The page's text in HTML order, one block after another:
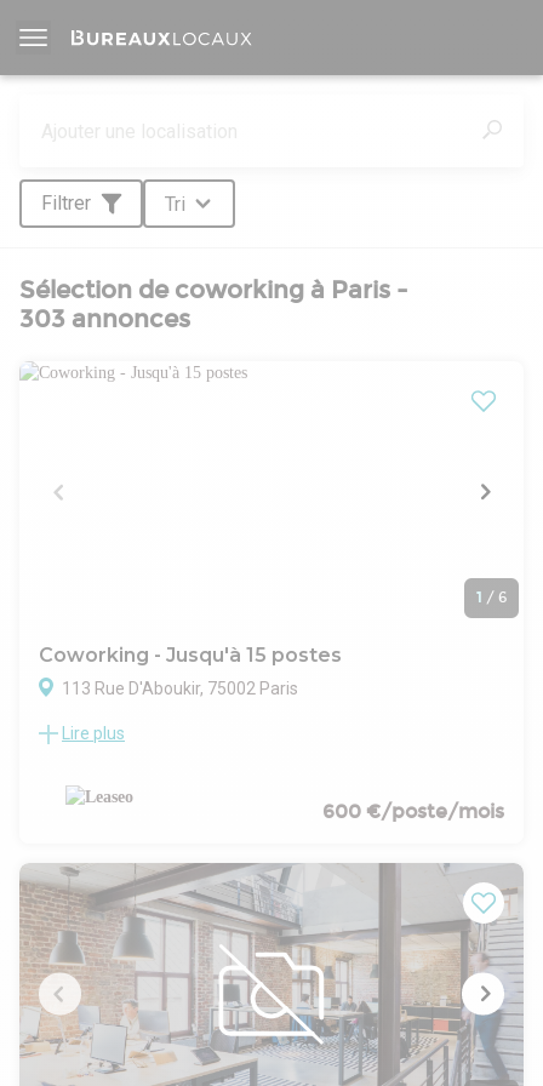
Filtrer Tri
Sélection de coworking à Paris -
303 annonces
1 / 6
Coworking - Jusqu'à 15 postes
113 Rue D'Aboukir, 75002 Paris
Au sein d'un bel immeuble rénové, LEASEO vous propose à la
/m²/an
.- Surface aménagée en une belle cuisine aménagée et
- Locaux entièrement meublés et équipés
- Climatisation
- Système son Devialet
- Les informations sur les risques auxquels ce bien est
exposé sont disponibles sur le site Géorisques :
www.georisques.gouv.fr
Conditions juridiques et financieres :
Bail : Contrat prestations de services
Régime fiscal : T.V.A.
Lire plus
600 €/poste/mois